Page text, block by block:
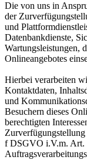
Die von uns in
der
und
Datenbankdienste,
Wartungsleistungen,
Onlineangebotes
Hierbei verarbeiten
Kontaktdaten,
und
Besuchern dieses
berechtigten
f DSGVO i.V.m. Art.